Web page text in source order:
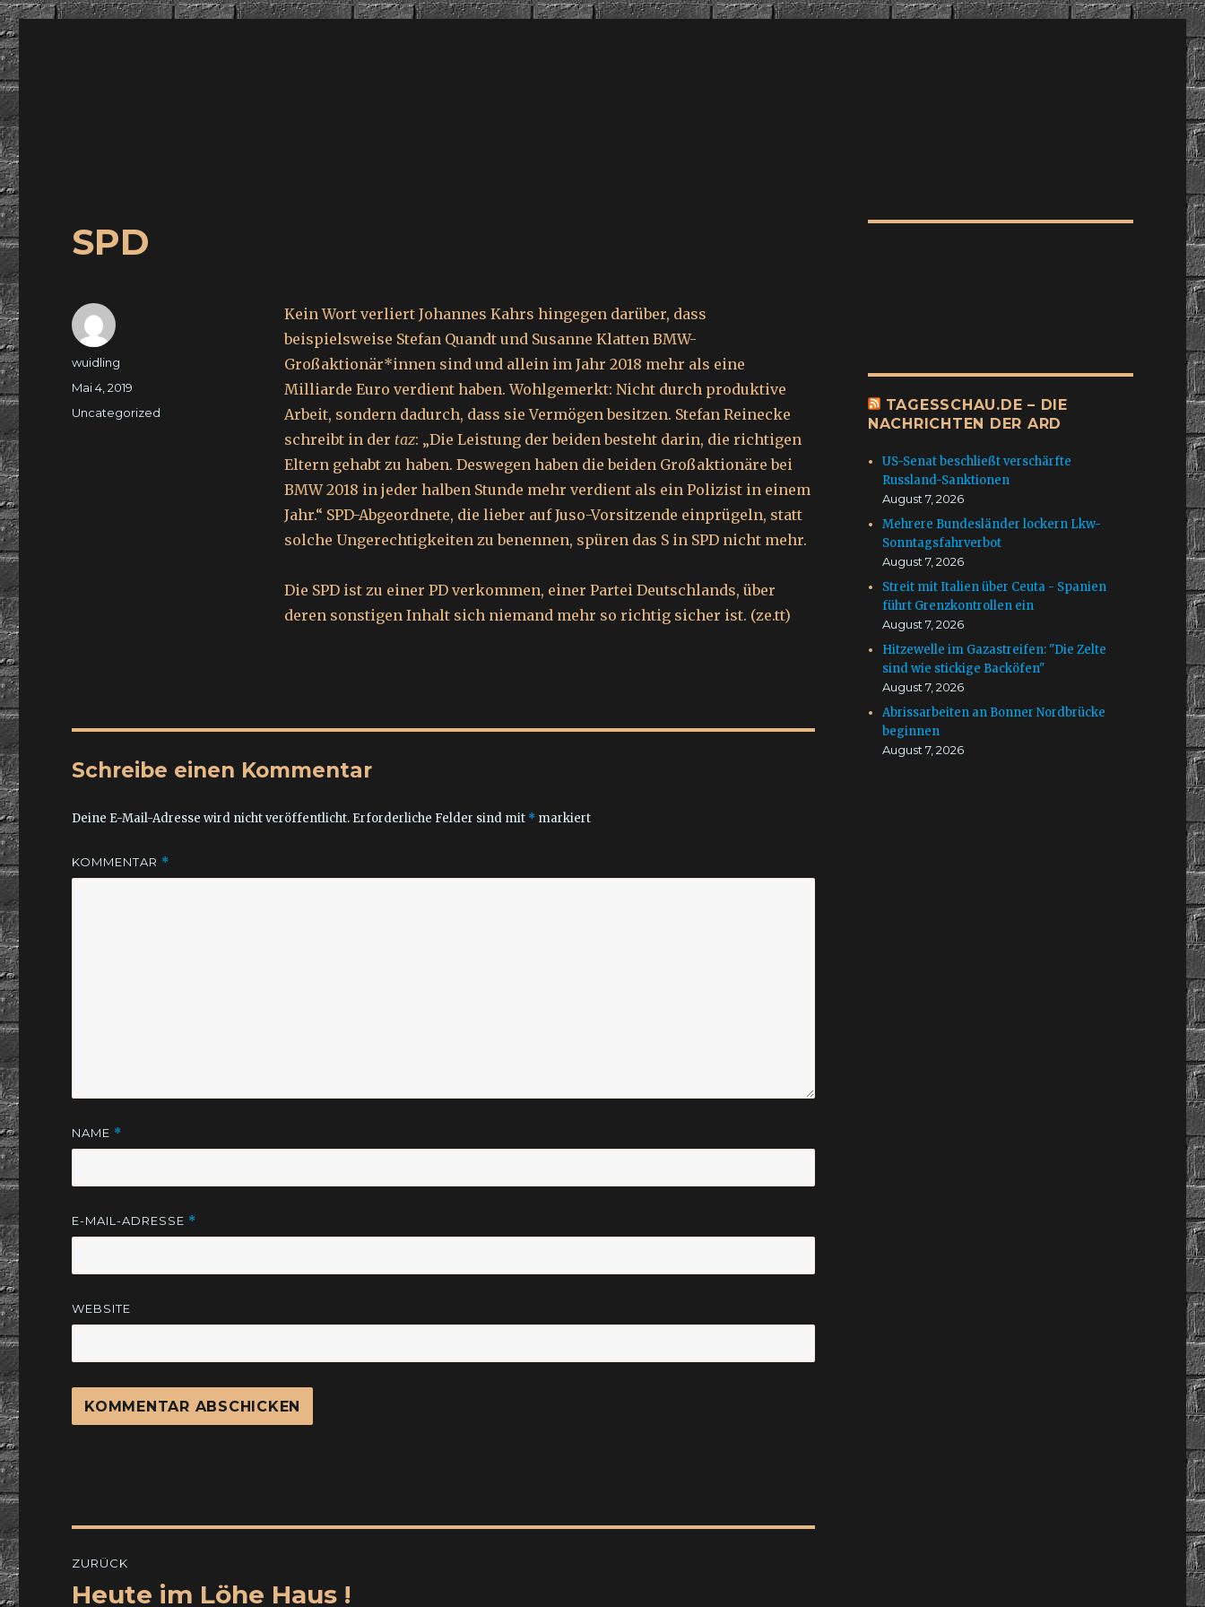
SPD
Kein Wort verliert Johannes Kahrs hingegen darüber, dass
beispielsweise Stefan Quandt und Susanne Klatten BMW-
Großaktionär*innen sind und allein im Jahr 2018 mehr als eine
Milliarde Euro verdient haben. Wohlgemerkt: Nicht durch produktive
Arbeit, sondern dadurch, dass sie Vermögen besitzen. Stefan Reinecke
schreibt in der taz: „Die Leistung der beiden besteht darin, die richtigen
Eltern gehabt zu haben. Deswegen haben die beiden Großaktionäre bei
BMW 2018 in jeder halben Stunde mehr verdient als ein Polizist in einem
Jahr.“ SPD-Abgeordnete, die lieber auf Juso-Vorsitzende einprügeln, statt
solche Ungerechtigkeiten zu benennen, spüren das S in SPD nicht mehr.
Die SPD ist zu einer PD verkommen, einer Partei Deutschlands, über
deren sonstigen Inhalt sich niemand mehr so richtig sicher ist. (ze.tt)
Autor
wuidling
Veröffentlicht
Mai 4, 2019
Kategorien
Uncategorized
Schreibe einen Kommentar
Deine E-Mail-Adresse wird nicht veröffentlicht. Erforderliche Felder sind mit * markiert
KOMMENTAR *
NAME *
E-MAIL-ADRESSE *
WEBSITE
ZURÜCK
Vorheriger
Heute im Löhe Haus !
TAGESSCHAU.DE – DIE
NACHRICHTEN DER ARD
US-Senat beschließt verschärfte
Russland-Sanktionen
August 7, 2026
Mehrere Bundesländer lockern Lkw-
Sonntagsfahrverbot
August 7, 2026
Streit mit Italien über Ceuta - Spanien
führt Grenzkontrollen ein
August 7, 2026
Hitzewelle im Gazastreifen: "Die Zelte
sind wie stickige Backöfen"
August 7, 2026
Abrissarbeiten an Bonner Nordbrücke
beginnen
August 7, 2026